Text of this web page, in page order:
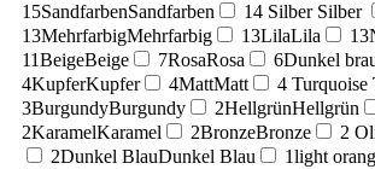
15SandfarbenSandfarben 14 Silber Silber
13MehrfarbigMehrfarbig 13LilaLila 13
11BeigeBeige 7RosaRosa 6Dunkel
4KupferKupfer 4MattMatt 4 Turquoise
3BurgundyBurgundy 2HellgrünHellgrün
2KaramelKaramel 2BronzeBronze 2
2Dunkel BlauDunkel Blau 1light